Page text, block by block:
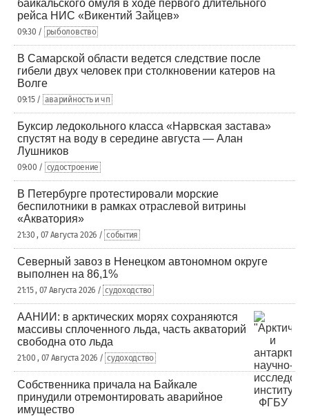
байкальского омуля в ходе первого длительного
рейса НИС «Викентий Зайцев»
09:30 / рыболовство
В Самарской области ведется следствие после
гибели двух человек при столкновении катеров на
Волге
09:15 / аварийность и чп
Буксир ледокольного класса «Нарвская застава»
спустят на воду в середине августа — Алан
Лушников
09:00 / судостроение
В Петербурге протестировали морские
беспилотники в рамках отраслевой витрины
«Акватория»
21:30 , 07 Августа 2026 / события
Северный завоз в Ненецком автономном округе
выполнен на 86,1%
21:15 , 07 Августа 2026 / судоходство
ААНИИ: в арктических морях сохраняются
массивы сплоченного льда, часть акваторий
свободна ото льда
21:00 , 07 Августа 2026 / судоходство
Собственника причала на Байкале
принудили отремонтировать аварийное
имущество